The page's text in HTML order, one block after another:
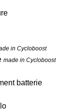
in Cycloboost
made in Cycloboost
batterie